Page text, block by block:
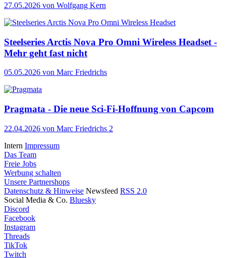
27.05.2026 von Wolfgang Kern
Steelseries Arctis Nova Pro Omni Wireless Headset -
Mehr geht fast nicht
05.05.2026 von Marc Friedrichs
Pragmata - Die neue Sci-Fi-Hoffnung von Capcom
22.04.2026 von Marc Friedrichs 2
Intern Impressum
Das Team
Freie Jobs
Werbung schalten
Unsere Partnershops
Datenschutz & Hinweise Newsfeed RSS 2.0
Social Media & Co. Bluesky
Discord
Facebook
Instagram
Threads
TikTok
Twitch